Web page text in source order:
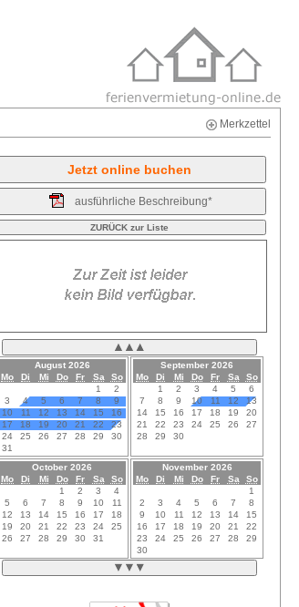
Merkzettel
ausführliche Beschreibung*
August 2026
Mo
Di Mi Do Fr Sa
So
1
2
3
4 5 6 7 8
9
10
11 12 13 14 15
16
17
18 19 20 21 22
23
24
25 26 27 28 29
30
31
September 2026
Mo
Di Mi Do Fr Sa
So
1
2 3 4 5
6
7
8 9 10 11 12
13
14
15 16 17 18 19
20
21
22 23 24 25 26
27
28
29 30
October 2026
Mo
Di Mi Do Fr Sa
So
1
2 3
4
5
6 7 8 9 10
11
12
13 14 15 16 17
18
19
20 21 22 23 24
25
26
27 28 29 30 31
November 2026
Mo
Di Mi Do Fr Sa
So
1
2
3 4 5 6 7
8
9
10 11 12 13 14
15
16
17 18 19 20 21
22
23
24 25 26 27 28
29
30